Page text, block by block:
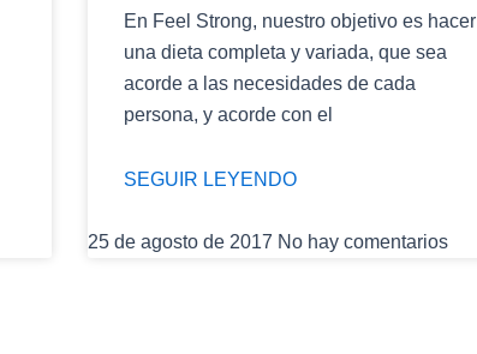
En Feel Strong, nuestro objetivo es hacer
una dieta completa y variada, que sea
acorde a las necesidades de cada
persona, y acorde con el
SEGUIR LEYENDO
25 de agosto de 2017 No hay comentarios